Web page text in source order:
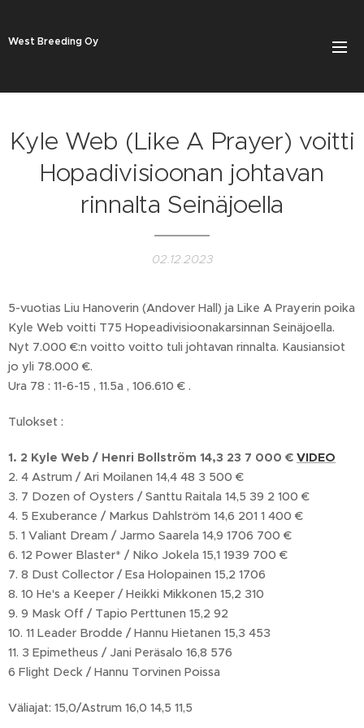
West Breeding Oy
Kyle Web (Like A Prayer) voitti
Hopadivisioonan johtavan
rinnalta Seinäjoella
02.12.2023
5-vuotias Liu Hanoverin (Andover Hall) ja Like A Prayerin poika
Kyle Web voitti T75 Hopeadivisioonakarsinnan Seinäjoella.
Nyt 7.000 €:n voitto voitto tuli johtavan rinnalta. Kausiansiot
jo yli 78.000 €.
Ura 78 : 11-6-15 , 11.5a , 106.610 € .
Tulokset :
1. 2 Kyle Web / Henri Bollström 14,3 23 7 000 € VIDEO
2. 4 Astrum / Ari Moilanen 14,4 48 3 500 €
3. 7 Dozen of Oysters / Santtu Raitala 14,5 39 2 100 €
4. 5 Exuberance / Markus Dahlström 14,6 201 1 400 €
5. 1 Valiant Dream / Jarmo Saarela 14,9 1706 700 €
6. 12 Power Blaster* / Niko Jokela 15,1 1939 700 €
7. 8 Dust Collector / Esa Holopainen 15,2 1706
8. 10 He's a Keeper / Heikki Mikkonen 15,2 310
9. 9 Mask Off / Tapio Perttunen 15,2 92
10. 11 Leader Brodde / Hannu Hietanen 15,3 453
11. 3 Epimetheus / Jani Peräsalo 16,8 576
6 Flight Deck / Hannu Torvinen Poissa
Väliajat: 15,0/Astrum 16,0 14,5 11,5